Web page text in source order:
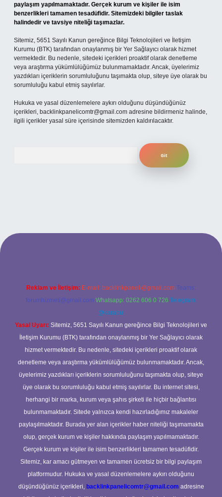
paylaşım yapılmamaktadır. Gerçek kurum ve kişiler ile isim
benzerlikleri tamamen tesadüfidir. Sitemizdeki bilgiler taslak
halindedir ve tavsiye niteliği taşımazlar.
Sitemiz, 5651 Sayılı Kanun gereğince Bilgi Teknolojileri ve İletişim
Kurumu (BTK) tarafından onaylanmış bir Yer Sağlayıcı olarak hizmet
vermektedir. Bu nedenle, sitedeki içerikleri proaktif olarak denetleme
veya araştırma yükümlülüğümüz bulunmamaktadır. Ancak, üyelerimiz
yazdıkları içeriklerin sorumluluğunu taşımakta olup, siteye üye olarak bu
sorumluluğu kabul etmiş sayılırlar.
Hukuka ve yasal düzenlemelere aykırı olduğunu düşündüğünüz
içerikleri, backlinkpanelicomtr@gmail.com adresine bildirmeniz halinde,
ilgili içerikler yasal süre içerisinde sitemizden kaldırılacaktır.
Reklam ve İletişim: E-mail: backlinkpaneli@gmail.com Teams:
forumhizmeti@gmail.com Whatsapp: 0262 606 0 726 Telegram:
@karabul
Yasal Uyarı: Sitemiz, 5651 Sayılı Kanun gereğince Bilgi Teknolojileri ve
İletişim Kurumu (BTK) tarafından onaylanmış bir Yer Sağlayıcı olarak
hizmet vermektedir. Bu nedenle, sitedeki içerikleri proaktif olarak
denetleme veya araştırma yükümlülüğümüz bulunmamaktadır. Ancak,
üyelerimiz yazdıkları içeriklerin sorumluluğunu taşımakta olup, siteye
üye olarak bu sorumluluğu kabul etmiş sayılırlar. Bu internet sitesi,
herhangi bir marka, kurum veya şahıs şirketi ile hiçbir bağlantısı
bulunmamaktadır. Sitede yalnızca kendi hazırladığımız makaleler
paylaşılmaktadır. Burada yer alan içerikler haber niteliği taşımamakta
olup, gerçek kurum ve kişiler hakkında paylaşım yapılmamaktadır.
Gerçek kurum ve kişiler ile isim benzerlikleri tamamen tesadüfidir.
Sitemiz, kar amacı gütmeyen ve tamamen ücretsiz bir bilgi paylaşım
platformudur. Hukuka ve yasal düzenlemelere aykırı olduğunu
düşündüğünüz içerikleri, backlinkpanelicomtr@gmail.com adresine